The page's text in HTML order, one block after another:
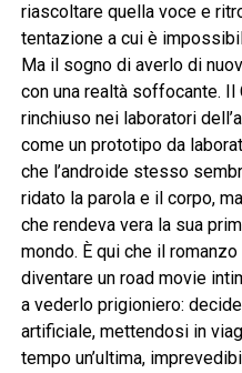
riascoltare quella voce e
tentazione a cui è
Ma il sogno di averlo di
con una realtà soffocante. Il
rinchiuso nei laboratori
come un prototipo da
che l’androide stesso
ridato la parola e il corpo,
che rendeva vera la sua
mondo. È qui che il
diventare un road movie
a vederlo prigioniero:
artificiale, mettendosi in
tempo un’ultima,